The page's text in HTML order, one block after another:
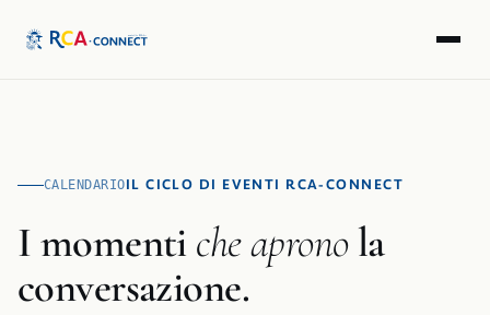
CALENDARIOIL CICLO DI EVENTI RCA-CONNECT
I momentiche apronola
conversazione.